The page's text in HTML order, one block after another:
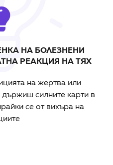
НА БОЛЕЗНЕНИ
РЕАКЦИЯ НА ТЯХ
на жертва или
държиш силните карти в
се от вихъра на